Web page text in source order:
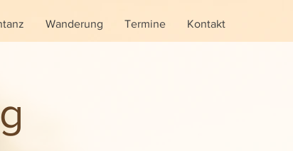
Wanderung Termine Kontakt